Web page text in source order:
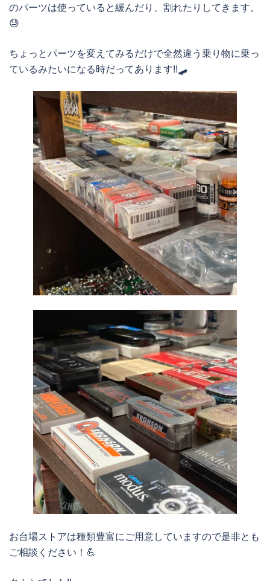
のパーツは使っていると緩んだり、割れたりしてきます。
😓
ちょっとパーツを変えてみるだけで全然違う乗り物に乗っ
ているみたいになる時だってあります!!🛹
お台場ストアは種類豊富にご用意していますので是非とも
ご相談ください！💪